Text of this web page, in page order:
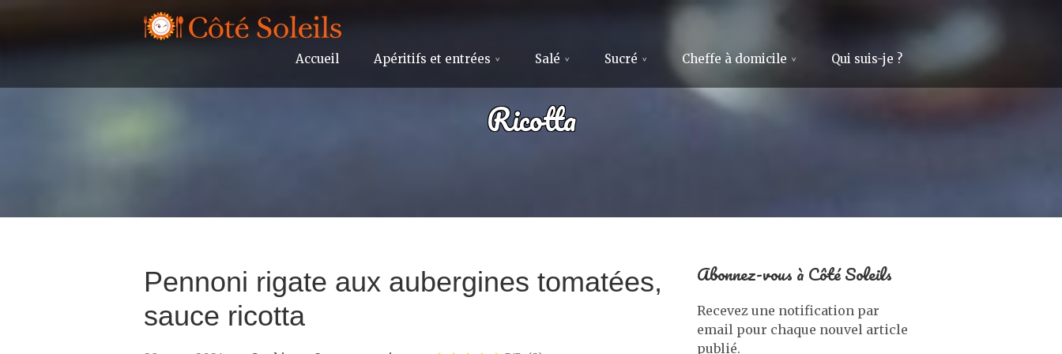
Accueil Apéritifs et entrées Salé Sucré Cheffe à domicile Qui suis-je ?
Ricotta
Pennoni rigate aux aubergines tomatées,
sauce ricotta
Abonnez-vous à Côté Soleils
Recevez une notification par
email pour chaque nouvel article
publié.